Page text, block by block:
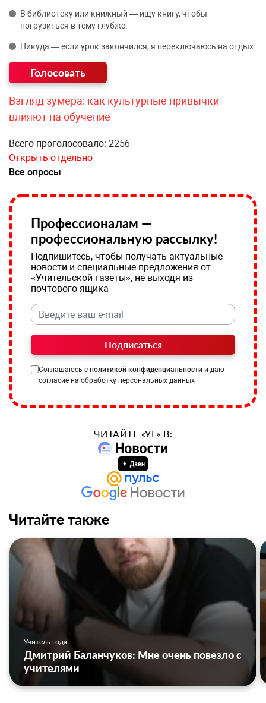
В библиотеку или книжный — ищу книгу, чтобы
погрузиться в тему глубже.
Никуда — если урок закончился, я переключаюсь на отдых.
Взгляд зумера: как культурные привычки
влияют на обучение
Всего проголосовало: 2256
Открыть отдельно
Все опросы
Профессионалам —
профессиональную рассылку!
Подпишитесь, чтобы получать актуальные
новости и специальные предложения от
«Учительской газеты», не выходя из
почтового ящика
Подписаться
Соглашаюсь с политикой конфиденциальности и даю
согласие на обработку персональных данных
ЧИТАЙТЕ «УГ» В:
Читайте также
Учитель года
Дмитрий Баланчуков: Мне очень повезло с
учителями